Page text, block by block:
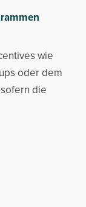
wie
oder dem
die